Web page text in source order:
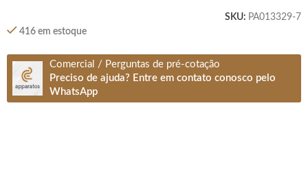
SKU: PA013329-7
416 em estoque
Comercial / Perguntas de pré-cotação
Preciso de ajuda? Entre em contato conosco pelo
WhatsApp